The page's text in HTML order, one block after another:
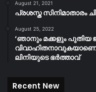
August 21, 2021
പ്രശസ്ത സിനിമാതാരം
August 25, 2022
‘ഞാനും മക്കളും പുതിയ
ലിനിയുടെ ഭർത്താവ്
Recent New